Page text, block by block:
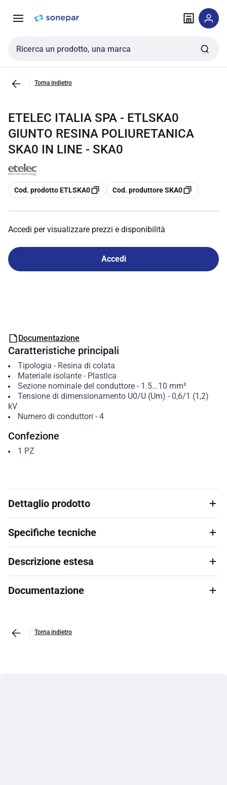
navigazione alla
Cerca input
Torna indietro
ETELEC ITALIA SPA - ETLSKA0
GIUNTO RESINA POLIURETANICA
SKA0 IN LINE - SKA0
copia
Cod. prodotto ETLSKA0 copia
Cod. produttore SKA0
Accedi per visualizzare prezzi e disponibilità
Accedi
Documentazione
Caratteristiche principali
Tipologia - Resina di colata
Materiale isolante- Plastica
Sezione nominale del conduttore- 1.5...10 mm²
Tensione di dimensionamento U0/U (Um) - 0,6/1 (1,2)
kV
Numero di conduttori - 4
Confezione
1 PZ
Dettaglio prodotto
Specifiche tecniche
Descrizione estesa
Documentazione
Torna indietro